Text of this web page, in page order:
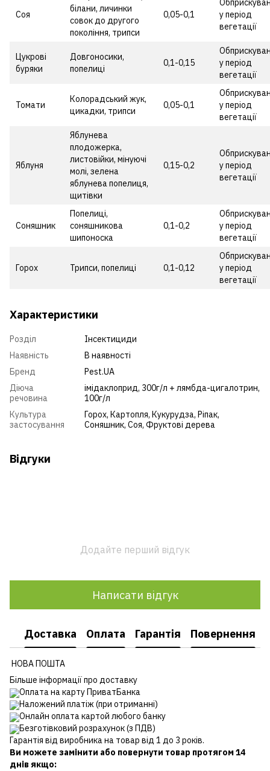
Соя
білани, личинки
совок до другого
покоління, трипси
0,05-0,1
у період
вегетації
Цукрові
буряки
Довгоносики,
попелиці
0,1-0,15
у період
вегетації
Томати
Колорадський жук,
цикадки, трипси
0,05-0,1
у період
вегетації
Яблуня
Яблунева
плодожерка,
листовійки, мінуючі
молі, зелена
яблунева попелиця,
щитівки
0,15-0,2
у період
вегетації
Соняшник
Попелиці,
соняшникова
шипоноска
0,1-0,2
у період
вегетації
Горох Трипси, попелиці 0,1-0,12
у період
вегетації
Характеристики
Розділ
Інсектициди
Наявність
В наявності
Бренд
Pest.UA
Діюча
речовина
імідаклоприд, 300г/л + лямбда-цигалотрин,
100г/л
Культура
застосування
Горох, Картопля, Кукурудза, Ріпак,
Соняшник, Соя, Фруктові дерева
Відгуки
Додайте перший відгук
Написати відгук
Доставка Оплата Гарантія Повернення
НОВА ПОШТА
Більше інформації про доставку
Оплата на карту ПриватБанка
Наложений платіж (при отриманні)
Онлайн оплата картой любого банку
Безготівковий розрахунок (з ПДВ)
Гарантія від виробника на товар від 1 до 3 років.
Ви можете замінити або повернути товар протягом 14
днів якщо: